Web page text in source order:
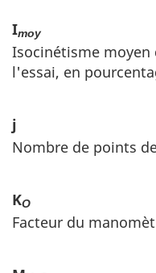
Imoy
Isocinétisme
l'essai, en
j
Nombre de points
KO
Facteur du